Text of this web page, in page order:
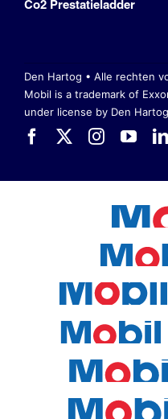
Co2 Prestatieladder
Den Hartog • Alle rechten
Mobil is a trademark of
under license by Den